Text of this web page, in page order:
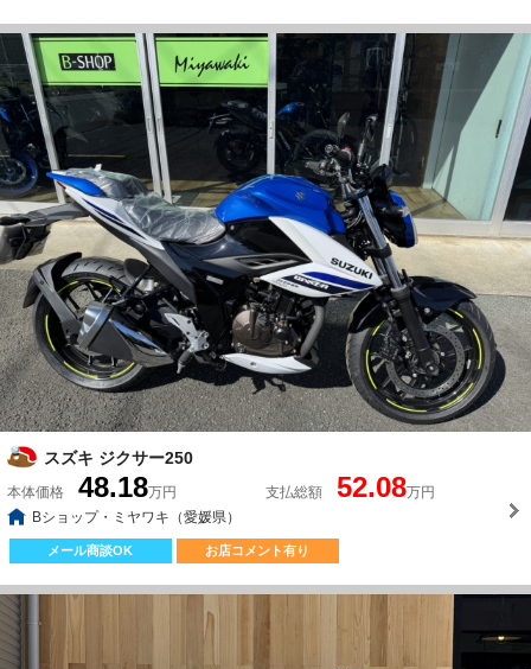
スズキ ジクサー250
本体価格 48.18万円 支払総額 52.08万円
Bショップ・ミヤワキ（愛媛県）
メール商談OK お店コメント有り